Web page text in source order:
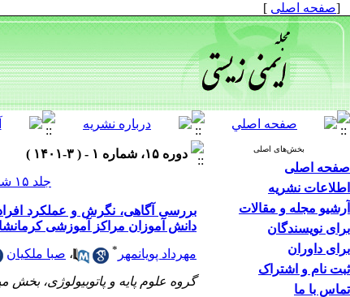
[صفحه اصلی ]
بخش‌های اصلی
صفحه اصلی
اطلاعات نشریه
آرشیو مجله و مقالات
برای نویسندگان
برای داوران
ثبت نام و اشتراک
تماس با ما
دوره ۱۵، شماره ۱ - ( ۳-۱۴۰۱ )
جلد ۱۵ شماره ۱ صفحات ۵۰-۳۳
بررسی آگاهی، نگرش و عملکرد
دانش آموزان مراکز آموزشی
مهرداد پویانمهر * ، صبا ملکیان
گروه علوم پایه و پاتوبیولوژی، بخش